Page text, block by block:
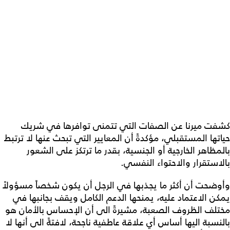
كشفت ميرنا عن الصفات التي تتمنى توافرها في شريك
حياتها المستقبلي، مؤكدةً أن المعايير التي تبحث عنها لا ترتبط
بالمظاهر الخارجية أو الجنسية، بقدر ما ترتكز على الشعور
بالاستقرار والاحتواء النفسي.
وأوضحت أن أكثر ما يجذبها في الرجل أن يكون شخصاً مسؤولاً
يمكن الاعتماد عليه، يمنحها الدعم الكامل ويقف بجانبها في
مختلف الظروف الصعبة، مشيرةً الى أن الإحساس بالأمان هو
بالنسبة اليها أساس أي علاقة عاطفية ناجحة، لافتةً الى أنها لا